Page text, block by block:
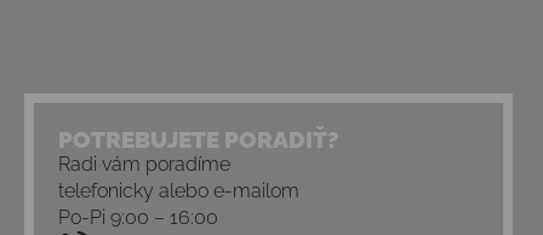
POTREBUJETE PORADIŤ?
Radi vám poradíme
telefonicky alebo e-mailom
Po-Pi 9:00 – 16:00